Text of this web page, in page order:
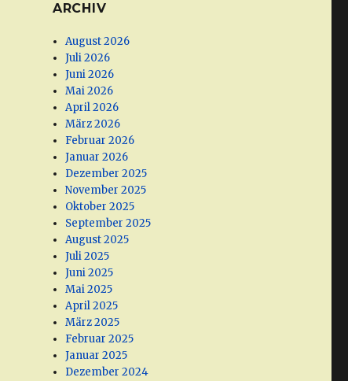
ARCHIV
August 2026
Juli 2026
Juni 2026
Mai 2026
April 2026
März 2026
Februar 2026
Januar 2026
Dezember 2025
November 2025
Oktober 2025
September 2025
August 2025
Juli 2025
Juni 2025
Mai 2025
April 2025
März 2025
Februar 2025
Januar 2025
Dezember 2024